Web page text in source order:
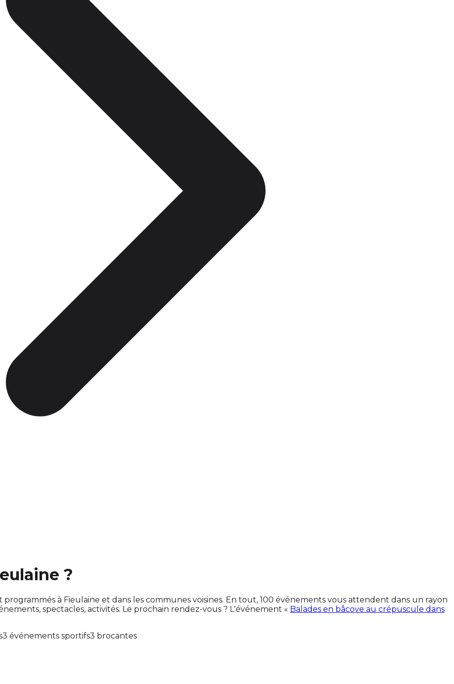
?
programmés à Fieulaine et dans les communes voisines. En tout, 100 événements vous attendent dans un rayon
spectacles, activités. Le prochain rendez-vous ? L'événement « Balades en bâcove au crépuscule dans
3 événements sportifs3 brocantes